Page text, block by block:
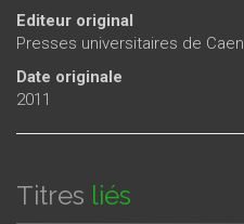
Editeur original
Presses universitaires de Caen
Date originale
2011
Titres liés